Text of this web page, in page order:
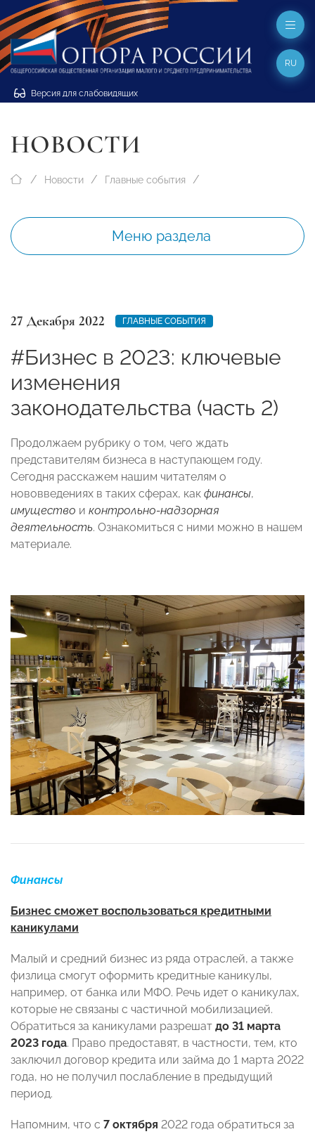
Версия для слабовидящих
RU
НОВОСТИ
Новости Главные события
Меню раздела
27 Декабря 2022 ГЛАВНЫЕ СОБЫТИЯ
#Бизнес в 2023: ключевые
изменения
законодательства (часть 2)
Продолжаем рубрику о том, чего ждать
представителям бизнеса в наступающем году.
Сегодня расскажем нашим читателям о
нововведениях в таких сферах, как финансы,
имущество и контрольно-надзорная
деятельность. Ознакомиться с ними можно в нашем
материале.
Финансы
Бизнес сможет воспользоваться кредитными
каникулами
Малый и средний бизнес из ряда отраслей, а также
физлица смогут оформить кредитные каникулы,
например, от банка или МФО. Речь идет о каникулах,
которые не связаны с частичной мобилизацией.
Обратиться за каникулами разрешат до 31 марта
2023 года. Право предоставят, в частности, тем, кто
заключил договор кредита или займа до 1 марта 2022
года, но не получил послабление в предыдущий
период.
Напомним, что с 7 октября 2022 года обратиться за